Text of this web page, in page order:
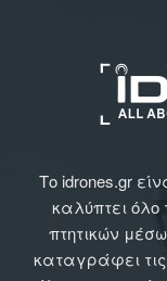
Το idrones.gr
καλύπτει
πτητικών
καταγράφει